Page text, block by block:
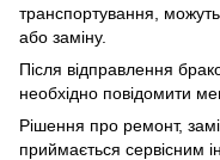
транспортування,
або заміну.
Після відправлення
необхідно повідомити
Рішення про ремонт,
приймається сервісним